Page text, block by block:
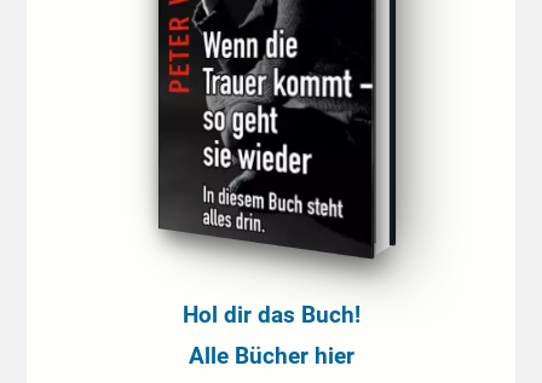
Hol dir das Buch!
Alle Bücher hier